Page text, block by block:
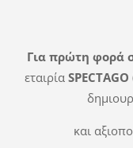
Για πρώτη φορά
εταιρία SPECTAGO
και